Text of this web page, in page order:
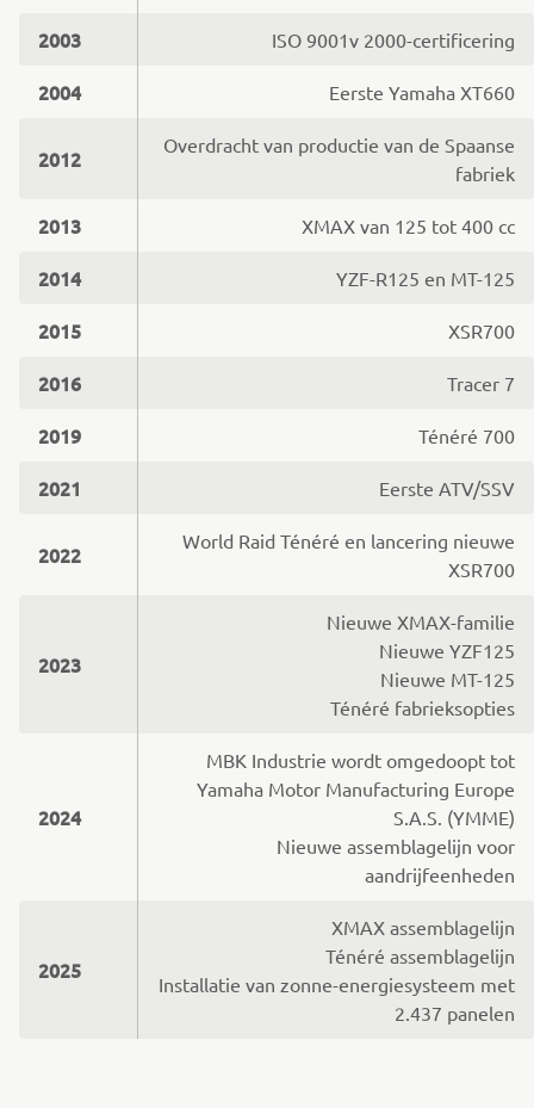
2003 ISO 9001v 2000-certificering
2004 Eerste Yamaha XT660
2012
Overdracht van productie van de Spaanse
fabriek
2013 XMAX van 125 tot 400 cc
2014 YZF-R125 en MT-125
2015 XSR700
2016 Tracer 7
2019 Ténéré 700
2021 Eerste ATV/SSV
2022
World Raid Ténéré en lancering nieuwe
XSR700
2023
Nieuwe XMAX-familie
Nieuwe YZF125
Nieuwe MT-125
Ténéré fabrieksopties
2024
MBK Industrie wordt omgedoopt tot
Yamaha Motor Manufacturing Europe
S.A.S. (YMME)
Nieuwe assemblagelijn voor
aandrijfeenheden
2025
XMAX assemblagelijn
Ténéré assemblagelijn
Installatie van zonne-energiesysteem met
2.437 panelen